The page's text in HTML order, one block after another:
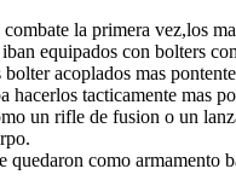
la primera vez,los
equipados con bolters
bolter acoplados mas
hacerlos tacticamente mas
un rifle de fusion o un
quedaron como armamento